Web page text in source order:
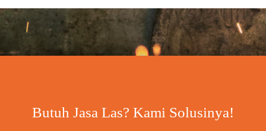
Butuh Jasa Las? Kami Solusinya!